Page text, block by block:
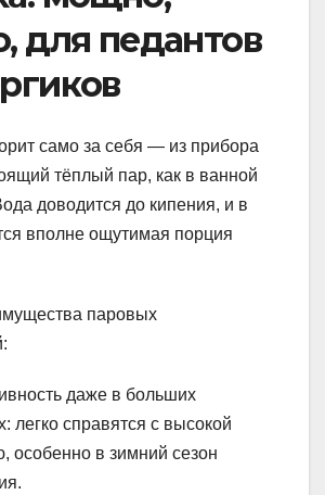
для педантов
само за себя — из прибора
тёплый пар, как в ванной
доводится до кипения, и в
вполне ощутимая порция
паровых
даже в больших
легко справятся с высокой
особенно в зимний сезон